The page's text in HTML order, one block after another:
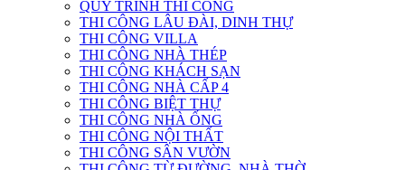
QUY TRÌNH THI CÔNG
THI CÔNG LÂU ĐÀI, DINH THỰ
THI CÔNG VILLA
THI CÔNG NHÀ THÉP
THI CÔNG KHÁCH SẠN
THI CÔNG NHÀ CẤP 4
THI CÔNG BIỆT THỰ
THI CÔNG NHÀ ỐNG
THI CÔNG NỘI THẤT
THI CÔNG SÂN VƯỜN